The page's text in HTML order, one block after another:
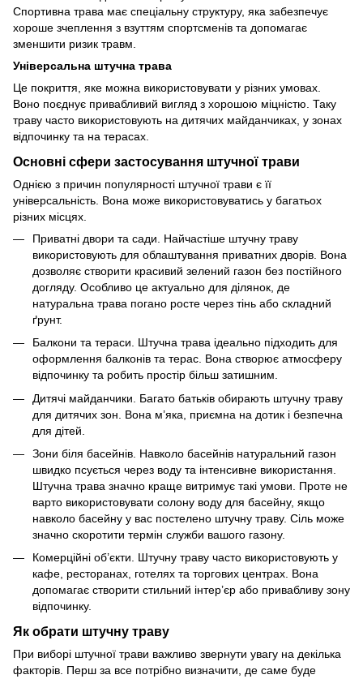
Спортивна трава має спеціальну структуру, яка забезпечує
хороше зчеплення з взуттям спортсменів та допомагає
зменшити ризик травм.
Універсальна штучна трава
Це покриття, яке можна використовувати у різних умовах.
Воно поєднує привабливий вигляд з хорошою міцністю. Таку
траву часто використовують на дитячих майданчиках, у зонах
відпочинку та на терасах.
Основні сфери застосування штучної трави
Однією з причин популярності штучної трави є її
універсальність. Вона може використовуватись у багатьох
різних місцях.
Приватні двори та сади. Найчастіше штучну траву
використовують для облаштування приватних дворів. Вона
дозволяє створити красивий зелений газон без постійного
догляду. Особливо це актуально для ділянок, де
натуральна трава погано росте через тінь або складний
ґрунт.
Балкони та тераси. Штучна трава ідеально підходить для
оформлення балконів та терас. Вона створює атмосферу
відпочинку та робить простір більш затишним.
Дитячі майданчики. Багато батьків обирають штучну траву
для дитячих зон. Вона м’яка, приємна на дотик і безпечна
для дітей.
Зони біля басейнів. Навколо басейнів натуральний газон
швидко псується через воду та інтенсивне використання.
Штучна трава значно краще витримує такі умови. Проте не
варто використовувати солону воду для басейну, якщо
навколо басейну у вас постелено штучну траву. Сіль може
значно скоротити термін служби вашого газону.
Комерційні об’єкти. Штучну траву часто використовують у
кафе, ресторанах, готелях та торгових центрах. Вона
допомагає створити стильний інтер’єр або привабливу зону
відпочинку.
Як обрати штучну траву
При виборі штучної трави важливо звернути увагу на декілька
факторів. Перш за все потрібно визначити, де саме буде